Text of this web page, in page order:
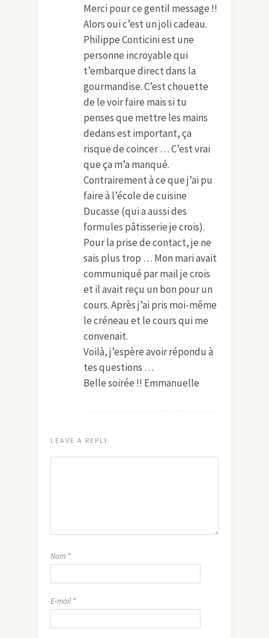
Merci pour ce gentil message !!
Alors oui c’est un joli cadeau.
Philippe Conticini est une
personne incroyable qui
t’embarque direct dans la
gourmandise. C’est chouette
de le voir faire mais si tu
penses que mettre les mains
dedans est important, ça
risque de coincer … C’est vrai
que ça m’a manqué.
Contrairement à ce que j’ai pu
faire à l’école de cuisine
Ducasse (qui a aussi des
formules pâtisserie je crois).
Pour la prise de contact, je ne
sais plus trop … Mon mari avait
communiqué par mail je crois
et il avait reçu un bon pour un
cours. Après j’ai pris moi-même
le créneau et le cours qui me
convenait.
Voilà, j’espère avoir répondu à
tes questions …
Belle soirée !! Emmanuelle
LEAVE A REPLY
Nom *
E-mail *